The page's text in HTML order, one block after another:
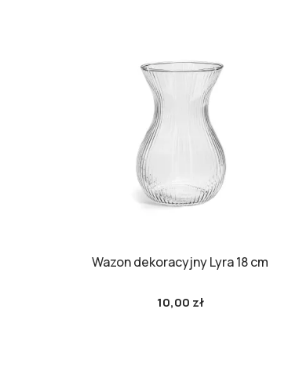
Wazon dekoracyjny Lyra 18 cm
10,00 zł